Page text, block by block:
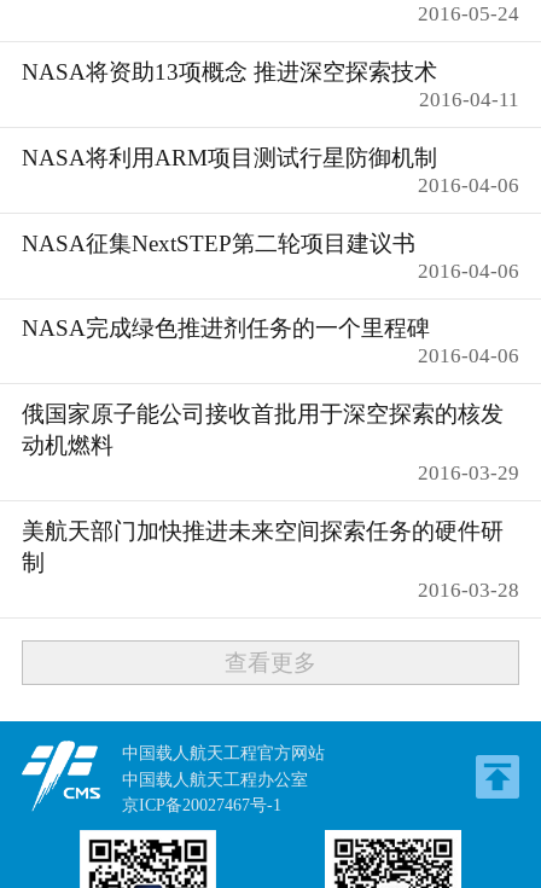
2016-05-24
NASA将资助13项概念 推进深空探索技术
2016-04-11
NASA将利用ARM项目测试行星防御机制
2016-04-06
NASA征集NextSTEP第二轮项目建议书
2016-04-06
NASA完成绿色推进剂任务的一个里程碑
2016-04-06
俄国家原子能公司接收首批用于深空探索的核发
动机燃料
2016-03-29
美航天部门加快推进未来空间探索任务的硬件研
制
2016-03-28
查看更多
中国载人航天工程官方网站
中国载人航天工程办公室
京ICP备20027467号-1